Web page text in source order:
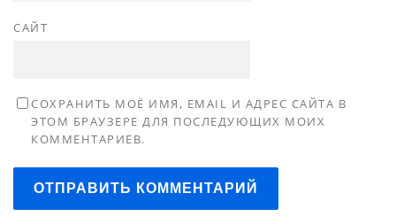
САЙТ
СОХРАНИТЬ МОЁ ИМЯ, EMAIL И АДРЕС САЙТА В
ЭТОМ БРАУЗЕРЕ ДЛЯ ПОСЛЕДУЮЩИХ МОИХ
КОММЕНТАРИЕВ.
ОТПРАВИТЬ КОММЕНТАРИЙ